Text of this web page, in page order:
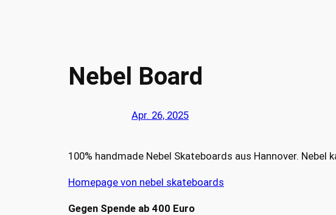
Nebel Board
Apr. 26, 2025
100% handmade Nebel Skateboards aus Hannover.
Homepage von nebel skateboards
Gegen Spende ab 400 Euro